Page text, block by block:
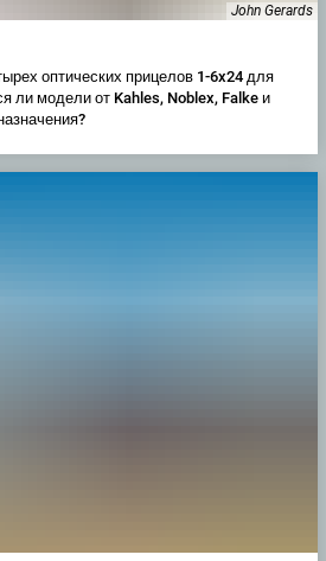
John Gerards
оптических прицелов 1-6x24 для
ли модели от Kahles, Noblex, Falke и